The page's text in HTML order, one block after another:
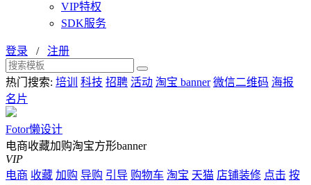
VIP特权
SDK服务
登录 / 注册
热门搜索: 培训 科技 招聘 活动 淘宝 banner 微信二维码 海报
名片
Fotor懒设计
电商收藏加购淘宝方形banner
VIP
电商 收藏 加购 导购 引导 购物车 淘宝 天猫 店铺装修 点击 按